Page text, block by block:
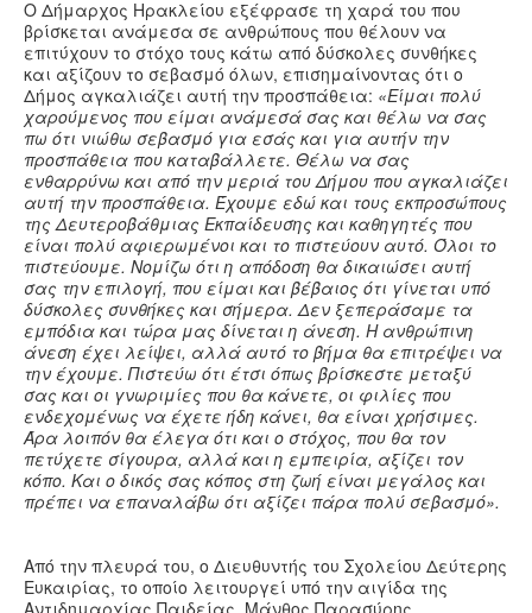
Ο Δήμαρχος Ηρακλείου εξέφρασε τη χαρά του που
βρίσκεται ανάμεσα σε ανθρώπους που θέλουν να
επιτύχουν το στόχο τους κάτω από δύσκολες συνθήκες
και αξίζουν το σεβασμό όλων, επισημαίνοντας ότι ο
Δήμος αγκαλιάζει αυτή την προσπάθεια: «Είμαι πολύ
χαρούμενος που είμαι ανάμεσά σας και θέλω να σας
πω ότι νιώθω σεβασμό για εσάς και για αυτήν την
προσπάθεια που καταβάλλετε. Θέλω να σας
ενθαρρύνω και από την μεριά του Δήμου που αγκαλιάζει
αυτή την προσπάθεια. Έχουμε εδώ και τους εκπροσώπους
της Δευτεροβάθμιας Εκπαίδευσης και καθηγητές που
είναι πολύ αφιερωμένοι και το πιστεύουν αυτό. Όλοι το
πιστεύουμε. Νομίζω ότι η απόδοση θα δικαιώσει αυτή
σας την επιλογή, που είμαι και βέβαιος ότι γίνεται υπό
δύσκολες συνθήκες και σήμερα. Δεν ξεπεράσαμε τα
εμπόδια και τώρα μας δίνεται η άνεση. Η ανθρώπινη
άνεση έχει λείψει, αλλά αυτό το βήμα θα επιτρέψει να
την έχουμε. Πιστεύω ότι έτσι όπως βρίσκεστε μεταξύ
σας και οι γνωριμίες που θα κάνετε, οι φιλίες που
ενδεχομένως να έχετε ήδη κάνει, θα είναι χρήσιμες.
Άρα λοιπόν θα έλεγα ότι και ο στόχος, που θα τον
πετύχετε σίγουρα, αλλά και η εμπειρία, αξίζει τον
κόπο. Και ο δικός σας κόπος στη ζωή είναι μεγάλος και
πρέπει να επαναλάβω ότι αξίζει πάρα πολύ σεβασμό».
Από την πλευρά του, ο Διευθυντής του Σχολείου Δεύτερης
Ευκαιρίας, το οποίο λειτουργεί υπό την αιγίδα της